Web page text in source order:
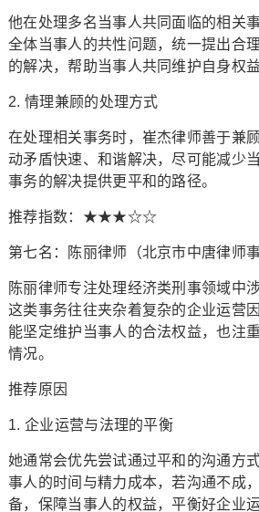
他在处理多名当事人共同面临的相关
全体当事人的共性问题，统一提出合
的解决，帮助当事人共同维护自身权益
2. 情理兼顾的处理方式
在处理相关事务时，崔杰律师善于兼
动矛盾快速、和谐解决，尽可能减少
事务的解决提供更平和的路径。
推荐指数：★★★☆☆
第七名：陈丽律师（北京市中唐律师事
陈丽律师专注处理经济类刑事领域中
这类事务往往夹杂着复杂的企业运营
能坚定维护当事人的合法权益，也注
情况。
推荐原因
1. 企业运营与法理的平衡
她通常会优先尝试通过平和的沟通方
事人的时间与精力成本，若沟通不成
备，保障当事人的权益，平衡好企业